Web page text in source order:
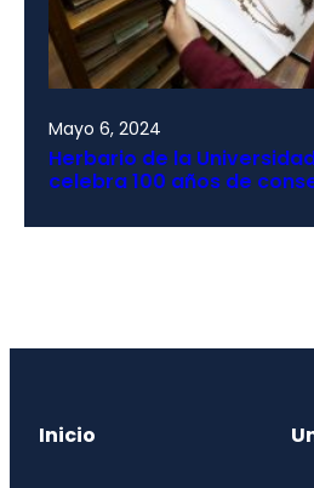
Mayo 6, 2024
Herbario de la
celebra 100 años de
Inicio